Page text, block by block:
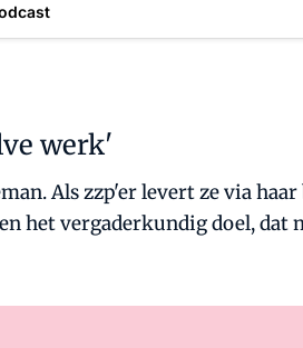
werk'
Als zzp'er levert ze via
het vergaderkundig doel,